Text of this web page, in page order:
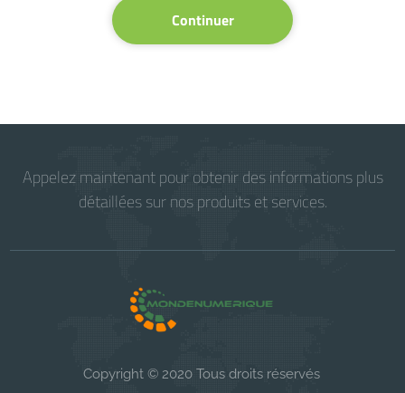
Continuer
Appelez maintenant pour obtenir des informations plus
détaillées sur nos produits et services.
Copyright © 2020 Tous droits réservés